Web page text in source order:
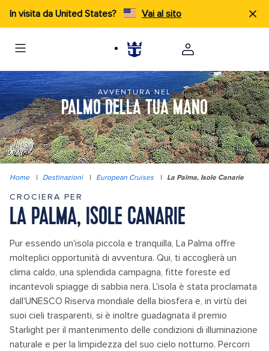
In visita da United States? Vai al sito
AVVENTURA NEL
PALMO DELLA TUA MANO
Home | Destinazioni | European Cruises | La Palma, Isole Canarie
CROCIERA PER
LA PALMA, ISOLE CANARIE
Pur essendo un'isola piccola e tranquilla, La Palma offre
molteplici opportunità di avventura. Qui, ti accoglierà un
clima caldo, una splendida campagna, fitte foreste ed
incantevoli spiagge di sabbia nera. L'isola è stata proclamata
dall'UNESCO Riserva mondiale della biosfera e, in virtù dei
suoi cieli trasparenti, si è inoltre guadagnata il premio
Starlight per il mantenimento delle condizioni di illuminazione
naturale e per la limpidezza del suo cielo notturno. Percorri